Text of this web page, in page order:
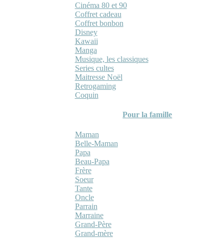
Cinéma 80 et 90
Coffret cadeau
Coffret bonbon
Disney
Kawaii
Manga
Musique, les classiques
Series cultes
Maitresse Noël
Retrogaming
Coquin
Pour la famille
Maman
Belle-Maman
Papa
Beau-Papa
Frère
Soeur
Tante
Oncle
Parrain
Marraine
Grand-Père
Grand-mère